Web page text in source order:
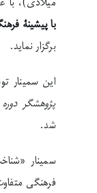
با پیشینۀ
برگزار نماید.
این سمینار
پژوهشگر
شد.
سمینار
فرهنگی